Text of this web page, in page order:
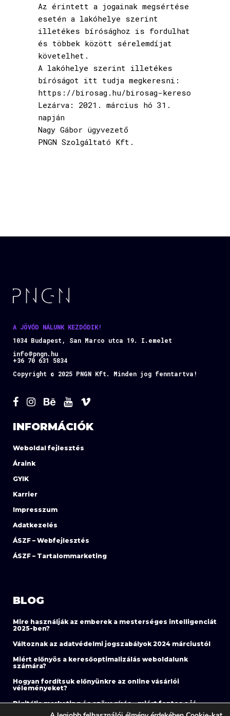
Az érintett a jogainak megsértése
esetén a lakóhelye szerint
illetékes bírósághoz is fordulhat
és többek között sérelemdíjat
követelhet.
A lakóhelye szerint illetékes
bíróságot itt tudja megkeresni:
https://birosag.hu/birosag-kereso
Lezárva: 2021. március hó 31.
napján
Nagy Gábor ügyvezető
PNGN Szolgáltató Kft.
A JÖVŐD NÁLUNK KEZDŐDIK!
1034 Budapest, San Marco utca 19. I.emelet
info@pngn.hu
+36 70 631 5834
Copyright © 2025 PNGN Kft. Minden jog fenntartva!
INFORMÁCIÓK
Weboldal fejlesztés
Áraink
GYIK
Karrier
Impresszum
Adatkezelés
ÁSZF – Webfejlesztés
ÁSZF – Tartalommarketing
BLOG
Mire használják az emberek a mesterséges intelligenciát
2025-ben?
Változnak az adatvédelmi jogszabályok 2024 márciustól
Miért előnyös a keresőoptimalizálás weboldalunk
számára?
Hogyan fordítsuk előnyünkre az online vásárlói
véleményeket?
Digitális marketing és szövegírás – miért fontos a jó